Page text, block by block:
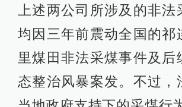
上述两公司所涉及的非法
均因三年前震动全国的祁
里煤田非法采煤事件及后
态整治风暴案发。不过，